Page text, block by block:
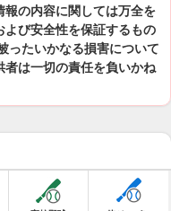
の内容に関しては万全を
び安全性を保証するもの
ったいかなる損害について
者は一切の責任を負いかね